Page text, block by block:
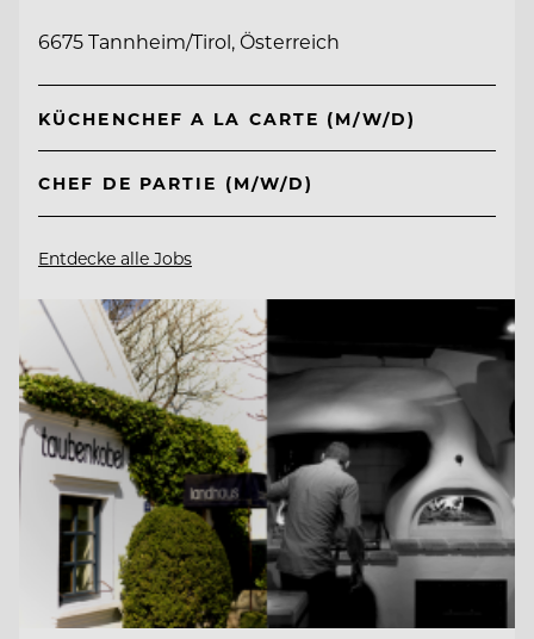
6675 Tannheim/Tirol, Österreich
KÜCHENCHEF A LA CARTE (M/W/D)
CHEF DE PARTIE (M/W/D)
Entdecke alle Jobs